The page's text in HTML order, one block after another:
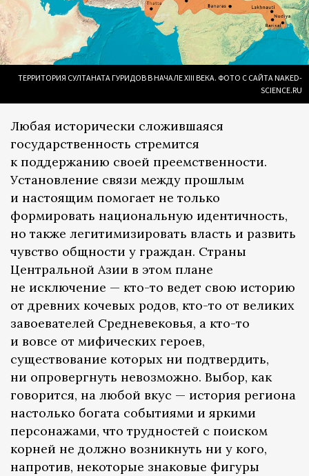
ТЕРРИТОРИЯ СУЛТАНАТА ГУРИДОВ В НАЧАЛЕ XIII ВЕКА. ФОТО С САЙТА NAKED-
SCIENCE.RU
Любая исторически сложившаяся
государственность стремится
к поддержанию своей преемственности.
Установление связи между прошлым
и настоящим помогает не только
формировать национальную идентичность,
но также легитимизировать власть и развить
чувство общности у граждан. Страны
Центральной Азии в этом плане
не исключение — кто-то ведет свою историю
от древних кочевых родов, кто-то от великих
завоевателей Средневековья, а кто-то
и вовсе от мифических героев,
существование которых ни подтвердить,
ни опровергнуть невозможно. Выбор, как
говорится, на любой вкус — история региона
настолько богата событиями и яркими
персонажами, что трудностей с поиском
корней не должно возникнуть ни у кого,
напротив, некоторые знаковые фигуры